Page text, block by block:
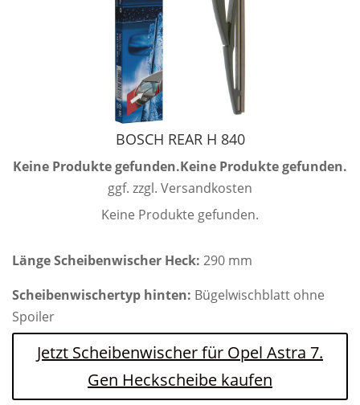
BOSCH REAR H 840
Keine Produkte gefunden.Keine Produkte gefunden.
ggf. zzgl. Versandkosten
Keine Produkte gefunden.
Länge Scheibenwischer Heck: 290 mm
Scheibenwischertyp hinten: Bügelwischblatt ohne
Spoiler
Jetzt Scheibenwischer für Opel Astra 7.
Gen Heckscheibe kaufen